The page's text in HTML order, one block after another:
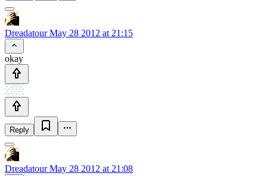
DreadatourMay 28 2012 at 21:15
okay
Reply
DreadatourMay 28 2012 at 21:08